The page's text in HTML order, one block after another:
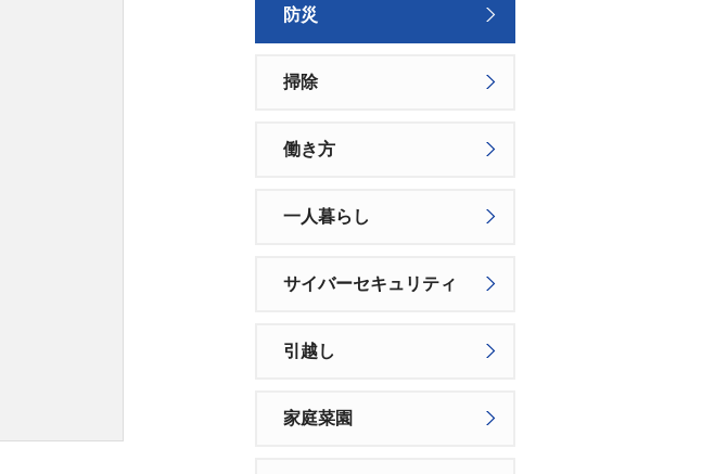
防災
掃除
働き方
一人暮らし
サイバーセキュリティ
引越し
家庭菜園